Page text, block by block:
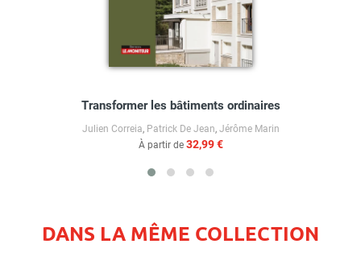
Transformer les bâtiments ordinaires
Julien Correia, Patrick De Jean, Jérôme Marin
À partir de 32,99 €
DANS LA MÊME COLLECTION